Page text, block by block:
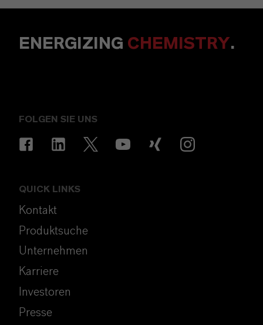
ENERGIZING CHEMISTRY.
FOLGEN SIE UNS
QUICK LINKS
Kontakt
Produktsuche
Unternehmen
Karriere
Investoren
Presse